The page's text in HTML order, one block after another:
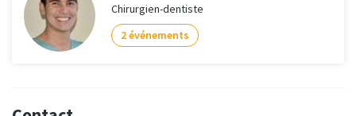
Chirurgien-dentiste
2 événements